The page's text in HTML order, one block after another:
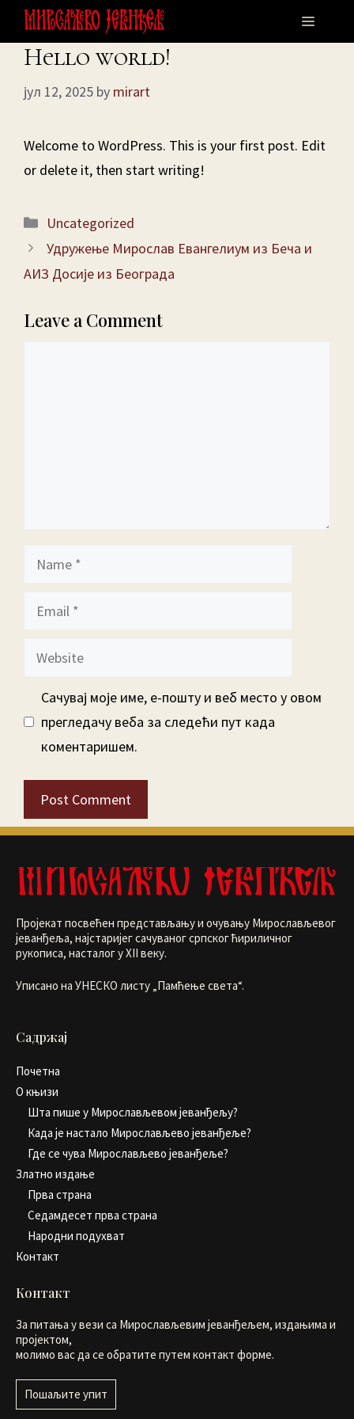
content
Menu
Hello world!
јул 12, 2025 by mirart
Welcome to WordPress. This is your first post. Edit
or delete it, then start writing!
Categories
Uncategorized
Удружење Мирослав Евангелиум из Беча и
АИЗ Досије из Београда
Leave a Comment
Name
Email
Website
Сачувај моје име, е-пошту и веб место у овом
прегледачу веба за следећи пут када
коментаришем.
Пројекат посвећен представљању и очувању Мирослављевог
јеванђеља, најстаријег сачуваног српског ћириличног
рукописа, насталог у XII веку.
Уписано на УНЕСКО листу „Памћење света“.
Садржај
Почетна
О књизи
Шта пише у Мирослављевом јеванђељу?
Када је настало Мирослављево јеванђеље?
Где се чува Мирослављево јеванђеље?
Златно издање
Прва страна
Седамдесет прва страна
Народни подухват
Контакт
Контакт
За питања у вези са Мирослављевим јеванђељем, издањима и
пројектом,
молимо вас да се обратите путем контакт форме.
Пошаљите упит